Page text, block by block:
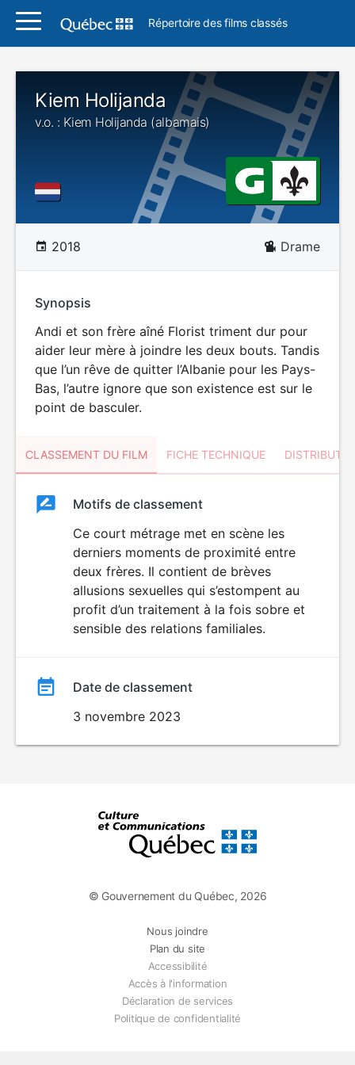
Répertoire des films classés
Kiem Holijanda
v.o. : Kiem Holijanda (albamais)
2018 Drame
Synopsis
Andi et son frère aîné Florist triment dur pour
aider leur mère à joindre les deux bouts. Tandis
que l’un rêve de quitter l’Albanie pour les Pays-
Bas, l’autre ignore que son existence est sur le
point de basculer.
CLASSEMENT DU FILM FICHE TECHNIQUE
ClassementClassement
Motifs de classement
Ce court métrage met en scène les
derniers moments de proximité entre
deux frères. Il contient de brèves
allusions sexuelles qui s’estompent au
profit d’un traitement à la fois sobre et
sensible des relations familiales.
Date de classement
3 novembre 2023
© Gouvernement du Québec, 2026
Nous joindre
Plan du site
Accessibilité
Accès à l'information
Déclaration de services
Politique de confidentialité